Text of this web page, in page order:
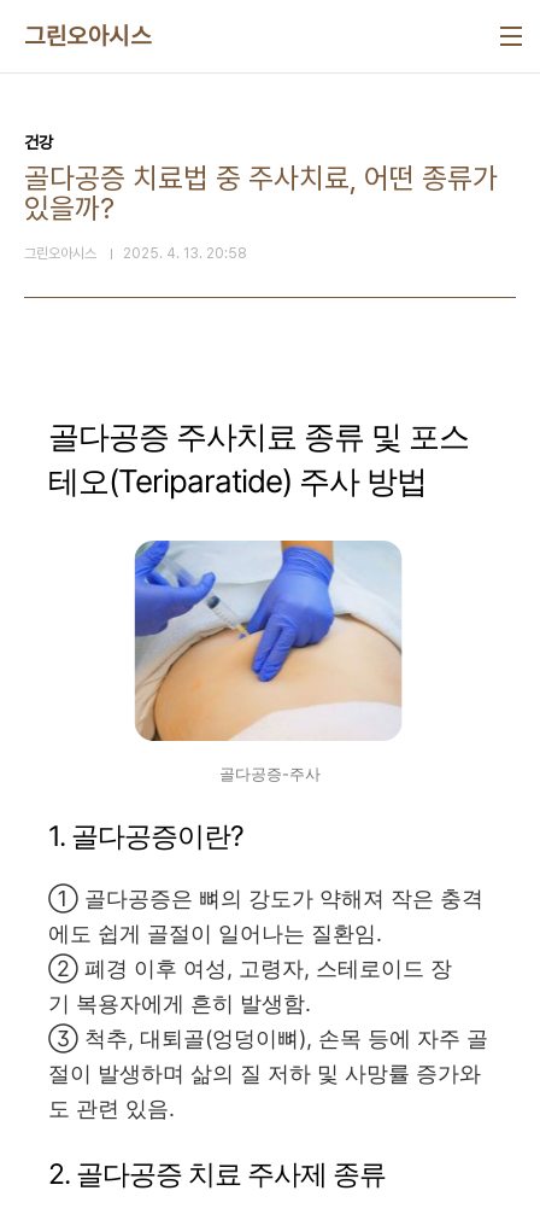
그린오아시스
건강
골다공증 치료법 중 주사치료, 어떤 종류가
있을까?
그린오아시스 2025. 4. 13. 20:58
골다공증 주사치료 종류 및 포스
테오(Teriparatide) 주사 방법
골다공증-주사
1. 골다공증이란?
① 골다공증은 뼈의 강도가 약해져 작은 충격
에도 쉽게 골절이 일어나는 질환임.
② 폐경 이후 여성, 고령자, 스테로이드 장
기 복용자에게 흔히 발생함.
③ 척추, 대퇴골(엉덩이뼈), 손목 등에 자주 골
절이 발생하며 삶의 질 저하 및 사망률 증가와
도 관련 있음.
2. 골다공증 치료 주사제 종류